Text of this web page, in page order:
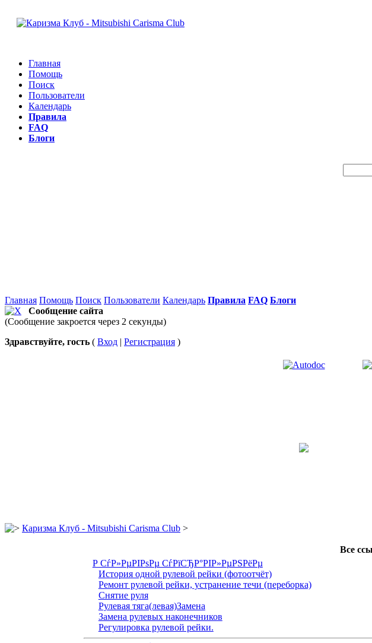
Главная
Помощь
Поиск
Пользователи
Календарь
Правила
FAQ
Блоги
Главная Помощь Поиск Пользователи Календарь Правила FAQ Блоги
Сообщение сайта
(Сообщение закроется через 2 секунды)
Здравствуйте, гость ( Вход | Регистрация )
Каризма Клуб - Mitsubishi Carisma Club >
Все
Р СѓР»РµРІРѕРµ СѓРїСЂР°РІР»РµРЅРёРµ
История одной рулевой рейки (фотоотчёт)
Ремонт рулевой рейки, устранение течи (переборка)
Снятие руля
Рулевая тяга(левая)Замена
Замена рулевых наконечников
Регулировка рулевой рейки.